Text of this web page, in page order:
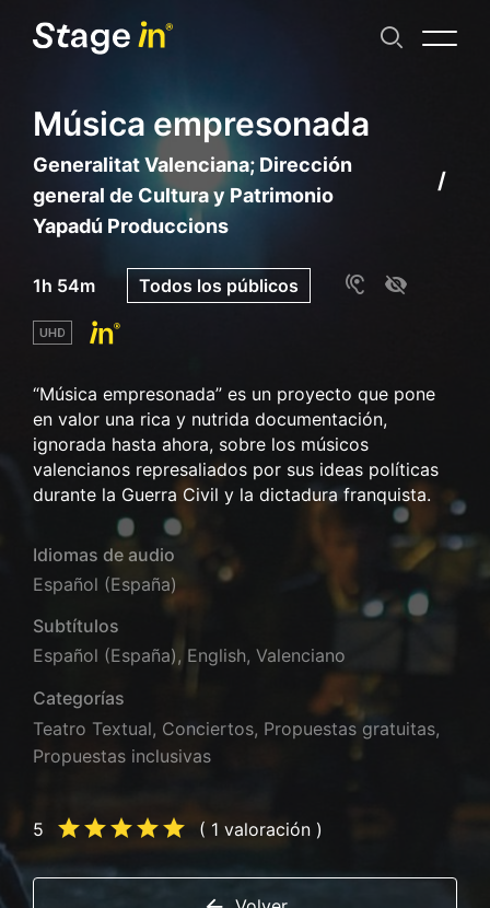
Música empresonada
Generalitat Valenciana; Dirección
general de Cultura y Patrimonio
Yapadú Produccions
1h 54m Todos los públicos
“Música empresonada” es un proyecto que pone
en valor una rica y nutrida documentación,
ignorada hasta ahora, sobre los músicos
valencianos represaliados por sus ideas políticas
durante la Guerra Civil y la dictadura franquista.
Idiomas de audio
Español (España)
Subtítulos
Español (España), English, Valenciano
Categorías
Teatro Textual, Conciertos, Propuestas gratuitas,
Propuestas inclusivas
5 ( 1 valoración )